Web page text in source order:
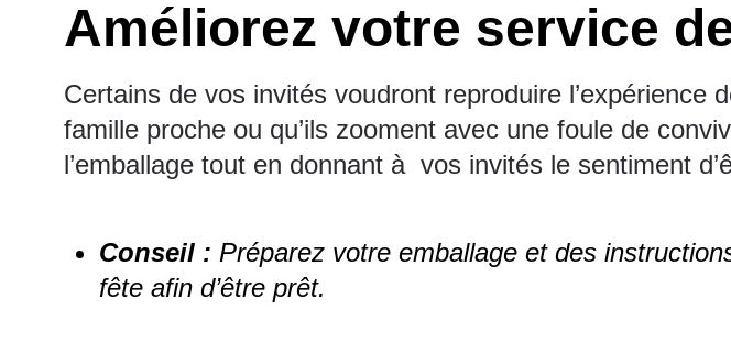
Améliorez votre service
Certains de vos invités voudront reproduire l’expérience
famille proche ou qu’ils zooment avec une foule de
l’emballage tout en donnant à vos invités le sentiment
Conseil : Préparez votre emballage et des
fête afin d’être prêt.